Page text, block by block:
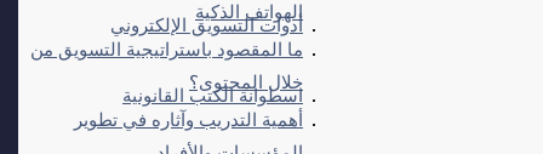
الهواتف الذكية
أدوات التسويق الإلكتروني
ما المقصود باستراتيجية التسويق من
خلال المحتوى؟
اسطوانة الكتب القانونية
أهمية التدريب وآثاره في تطوير
المؤسسات والأفراد